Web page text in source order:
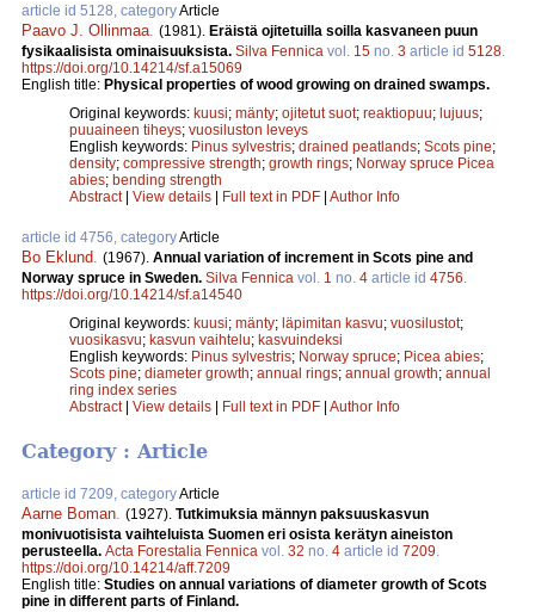
article id 5128, categoryArticle
Paavo J. Ollinmaa (1981). Eräistä ojitetuilla soilla kasvaneen puun
fysikaalisista ominaisuuksista. Silva Fennica vol. 15 no. 3 article id 5128
https://doi.org/10.14214/sf.a15069
English title: Physical properties of wood growing on drained swamps.
Original keywords: kuusi; mänty; ojitetut suot; reaktiopuu; lujuus;
puuaineen tiheys; vuosiluston leveys
English keywords: Pinus sylvestris; drained peatlands; Scots pine;
density; compressive strength; growth rings; Norway spruce Picea
abies; bending strength
Abstract| View details | Full text in PDF | Author Info
article id 4756, categoryArticle
Bo Eklund (1967). Annual variation of increment in Scots pine and
Norway spruce in Sweden. Silva Fennica vol. 1 no. 4 article id 4756
https://doi.org/10.14214/sf.a14540
Original keywords: kuusi; mänty; läpimitan kasvu; vuosilustot;
vuosikasvu; kasvun vaihtelu; kasvuindeksi
English keywords: Pinus sylvestris; Norway spruce; Picea abies;
Scots pine; diameter growth; annual rings; annual growth; annual
ring index series
Abstract| View details | Full text in PDF | Author Info
Category : Article
article id 7209, categoryArticle
Aarne Boman. (1927). Tutkimuksia männyn paksuuskasvun
monivuotisista vaihteluista Suomen eri osista kerätyn aineiston
perusteella. Acta Forestalia Fennica vol. 32 no. 4 article id 7209.
https://doi.org/10.14214/aff.7209
English title: Studies on annual variations of diameter growth of Scots
pine in different parts of Finland.